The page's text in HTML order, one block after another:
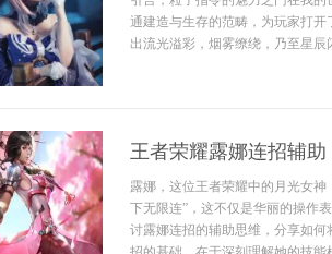
通建造与生存的范畴，为玩家打
出流光溢彩，烟雾缭绕，乃至星辰
王者荣耀露娜连招辅
露娜，这位王者荣耀中的月光女
下无限连”，这不仅是华丽的操作
讨露娜连招的辅助思维，分享如